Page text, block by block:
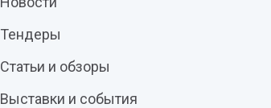
Тендеры
Статьи и обзоры
Выставки и события